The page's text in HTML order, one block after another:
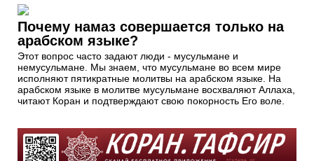
Почему намаз совершается только на
арабском языке?
Этот вопрос часто задают люди - мусульмане и
немусульмане. Мы знаем, что мусульмане во всем мире
исполняют пятикратные молитвы на арабском языке. На
арабском языке в молитве мусульмане восхваляют Аллаха,
читают Коран и подтверждают свою покорность Его воле.